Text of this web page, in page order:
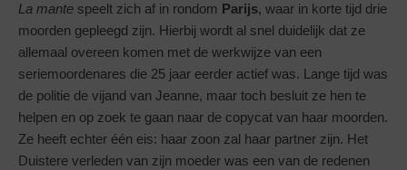
La mante speelt zich af in rondom Parijs, waar in korte tijd drie
moorden gepleegd zijn. Hierbij wordt al snel duidelijk dat ze
allemaal overeen komen met de werkwijze van een
seriemoordenares die 25 jaar eerder actief was. Lange tijd was
de politie de vijand van Jeanne, maar toch besluit ze hen te
helpen en op zoek te gaan naar de copycat van haar moorden.
Ze heeft echter één eis: haar zoon zal haar partner zijn. Het
Duistere verleden van zijn moeder was een van de redenen